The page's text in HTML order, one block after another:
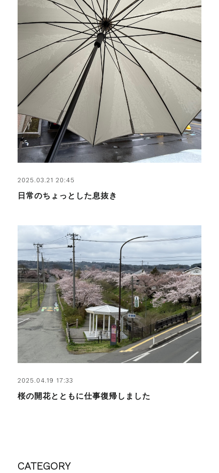
2025.03.21 20:45
日常のちょっとした息抜き
2025.04.19 17:33
桜の開花とともに仕事復帰しました
CATEGORY